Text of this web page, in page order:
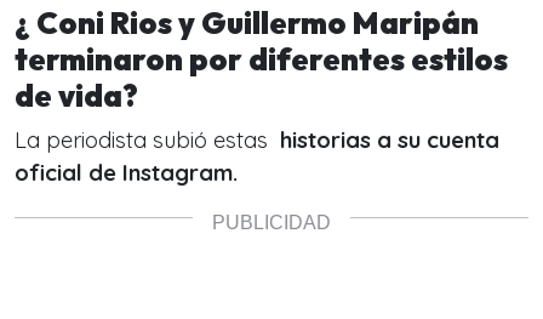
¿ Coni Rios y Guillermo Maripán
terminaron por diferentes estilos
de vida?
La periodista subió estas historias a su cuenta
oficial de Instagram.